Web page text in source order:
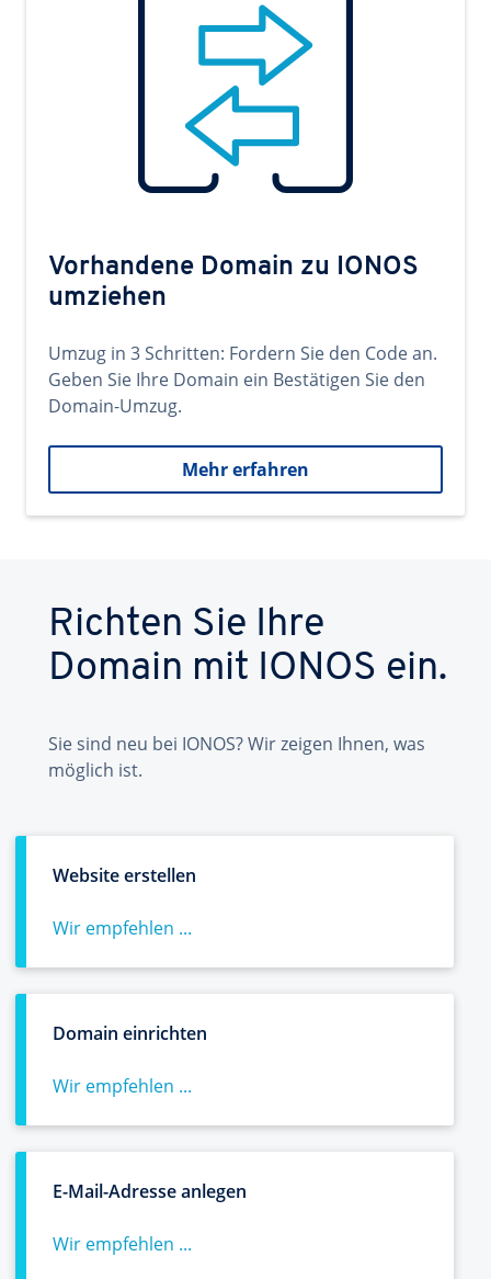
Vorhandene Domain zu IONOS
umziehen
Umzug in 3 Schritten: Fordern Sie den Code an.
Geben Sie Ihre Domain ein Bestätigen Sie den
Domain-Umzug.
Mehr erfahren
Richten Sie Ihre
Domain mit IONOS ein.
Sie sind neu bei IONOS? Wir zeigen Ihnen, was
möglich ist.
Website erstellen
Wir empfehlen ...
Domain einrichten
Wir empfehlen ...
E-Mail-Adresse anlegen
Wir empfehlen ...